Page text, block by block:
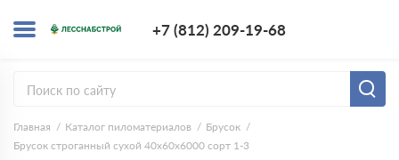
+7 (812) 209-19-68
Главная Каталог пиломатериалов
Брусок
Брусок строганный сухой 40х60х6000 сорт 1-3